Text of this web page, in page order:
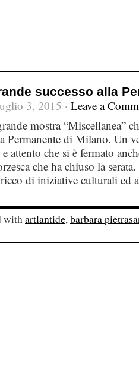
successo alla
3, 2015 · Leave a
mostra “Miscellanea”
Permanente di Milano. Un
attento che si è fermato
che ha chiuso la
di iniziative culturali ed
withartlantide,barbara